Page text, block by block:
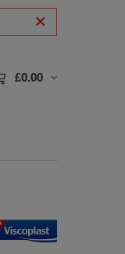
£0.00